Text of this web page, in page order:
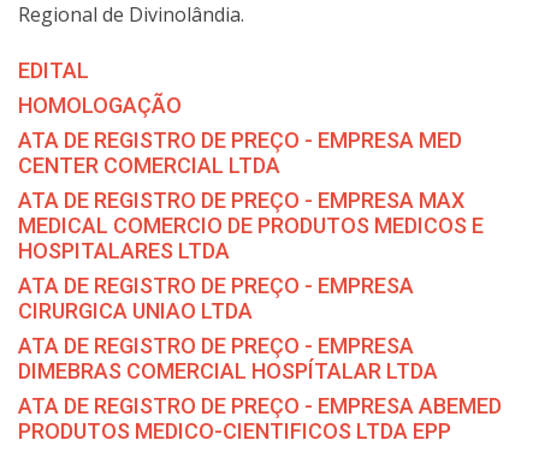
Regional de Divinolândia.
EDITAL
HOMOLOGAÇÃO
ATA DE REGISTRO DE PREÇO - EMPRESA MED
CENTER COMERCIAL LTDA
ATA DE REGISTRO DE PREÇO - EMPRESA MAX
MEDICAL COMERCIO DE PRODUTOS MEDICOS E
HOSPITALARES LTDA
ATA DE REGISTRO DE PREÇO - EMPRESA
CIRURGICA UNIAO LTDA
ATA DE REGISTRO DE PREÇO - EMPRESA
DIMEBRAS COMERCIAL HOSPÍTALAR LTDA
ATA DE REGISTRO DE PREÇO - EMPRESA ABEMED
PRODUTOS MEDICO-CIENTIFICOS LTDA EPP